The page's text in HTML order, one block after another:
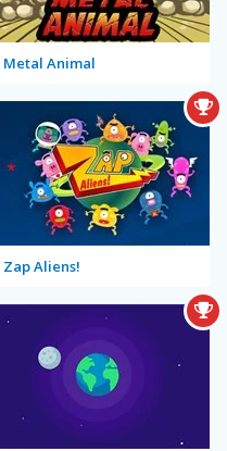
Metal Animal
Zap Aliens!